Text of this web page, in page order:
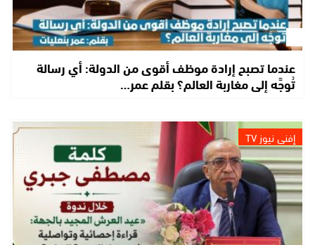
عندما تصبح إرادة موظف أقوى من الدولة: أي رسالة
تُوجَّه إلى مغاربة العالم؟ بقلم عمر…
إفني نيوز TV